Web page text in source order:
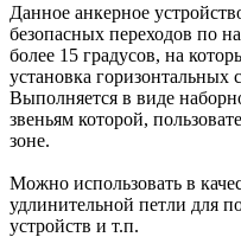
Данное анкерное
безопасных переходов по
более 15 градусов, на
установка горизонтальных
Выполняется в виде
звеньям которой,
зоне.
Можно использовать в
удлинительной петли для
устройств и т.п.